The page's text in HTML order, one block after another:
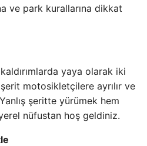
ve park kurallarına dikkat
yaya olarak iki
motosikletçilere ayrılır ve
şeritte yürümek hem
nüfustan hoş geldiniz.